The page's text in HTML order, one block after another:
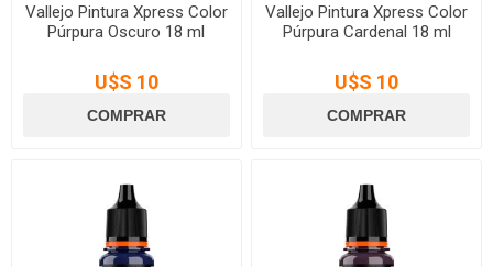
Vallejo Pintura Xpress Color
Púrpura Oscuro 18 ml
U$S 10
Vallejo Pintura Xpress Color
Púrpura Cardenal 18 ml
U$S 10